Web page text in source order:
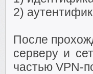
2)
После
серверу и
частью VPN-